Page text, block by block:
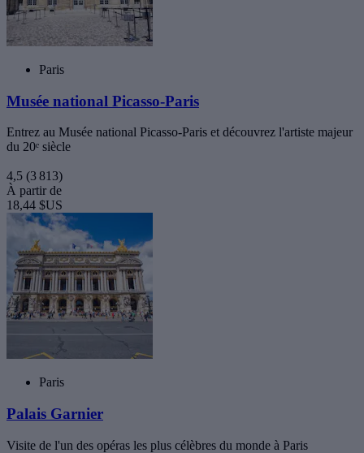
Paris
Musée national Picasso-Paris
Entrez au Musée national Picasso-Paris et découvrez l'artiste majeur
du 20ᵉ siècle
4,5 (3 813)
À partir de
18,44 $US
Paris
Palais Garnier
Visite de l'un des opéras les plus célèbres du monde à Paris